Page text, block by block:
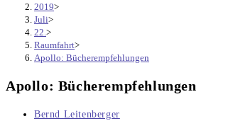
2019>
Juli>
22. >
Raumfahrt>
Apollo: Bücherempfehlungen
Apollo: Bücherempfehlungen
Beitrags-
Bernd Leitenberger